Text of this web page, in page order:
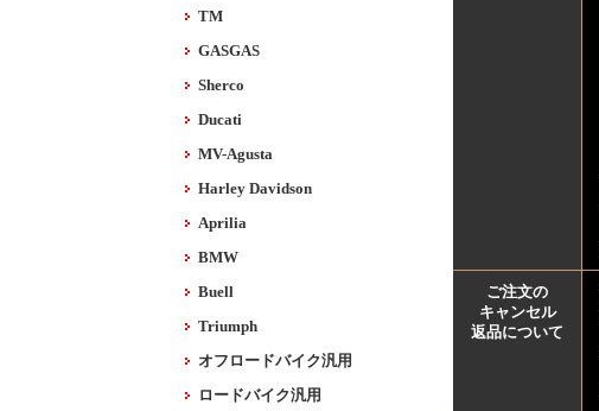
TM
GASGAS
Sherco
Ducati
MV-Agusta
Harley Davidson
Aprilia
BMW
Buell
Triumph
オフロードバイク汎用
ロードバイク汎用
ご注文の
キャンセル
返品について